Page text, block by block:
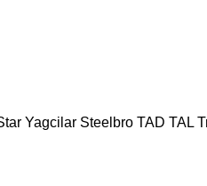
Yagcilar Steelbro TAD TAL